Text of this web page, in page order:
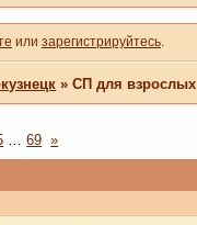
или зарегистрируйтесь.
»СП для взрослых
… 69 »